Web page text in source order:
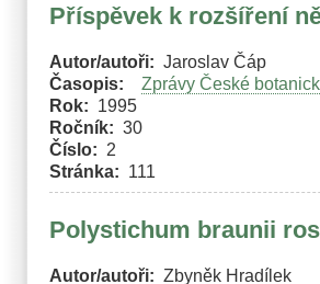
Příspěvek k rozšíření
Autor/autoři
Jaroslav Čáp
Časopis
Zprávy České
Rok
1995
Ročník
30
Číslo
2
Stránka
111
Polystichum braunii
Autor/autoři
Zbyněk Hradílek